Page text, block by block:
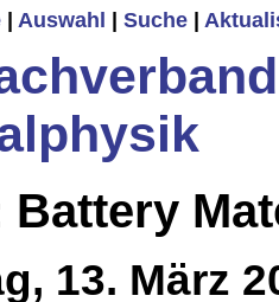
Auswahl Suche
Battery
13. März